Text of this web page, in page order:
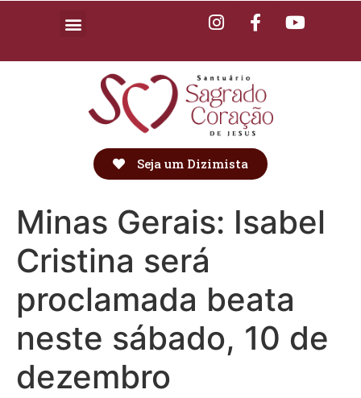
Seja um Dizimista
Minas Gerais: Isabel
Cristina será
proclamada beata
neste sábado, 10 de
dezembro